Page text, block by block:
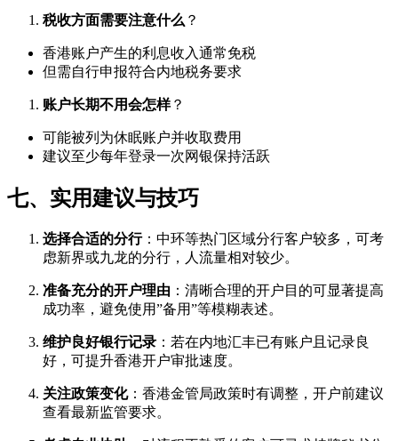
税收方面需要注意什么 ？
香港账户产生的利息收入通常免税
但需自行申报符合内地税务要求
账户长期不用会怎样？
可能被列为休眠账户并收取费用
建议至少每年登录一次网银保持活跃
七、实用建议与技巧
选择合适的分行：中环等热门区域分行客户较多，可考
虑新界或九龙的分行，人流量相对较少。
准备充分的开户理由 ：清晰合理的开户目的可显著提高
成功率，避免使用”备用”等模糊表述。
维护良好银行记录 ：若在内地汇丰已有账户且记录良
好，可提升香港开户审批速度。
关注政策变化：香港金管局政策时有调整，开户前建议
查看最新监管要求。